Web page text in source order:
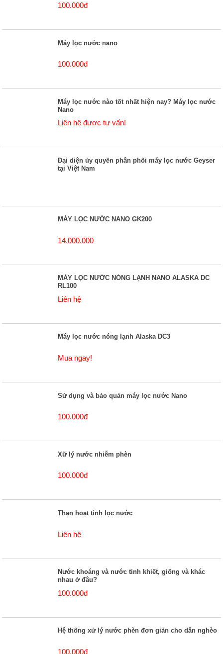
100.000đ
Máy lọc nước nano
100.000đ
Máy lọc nước nào tốt nhất hiện nay? Máy lọc nước
Nano
Liên hệ được tư vấn!
Đại diện ủy quyền phân phối máy lọc nước Geyser
tại Việt Nam
MÁY LỌC NƯỚC NANO GK200
14.000.000
MÁY LỌC NƯỚC NÓNG LẠNH NANO ALASKA DC
RL100
Liên hệ
Máy lọc nước nóng lạnh Alaska DC3
Mua ngay!
Sử dụng và bảo quản máy lọc nước Nano
100.000đ
Xữ lý nước nhiễm phèn
100.000đ
Than hoạt tính lọc nước
Liên hệ
Nước khoáng và nước tinh khiết, giống và khác
nhau ở đâu?
100.000đ
Hệ thống xử lý nước phèn đơn giản cho dân nghèo
100.000đ